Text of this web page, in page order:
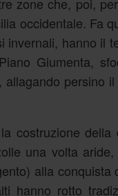
occidentale. Fa
invernali, hanno il
Giumenta,
allagando persino
costruzione
una volta
alla
hanno rotto